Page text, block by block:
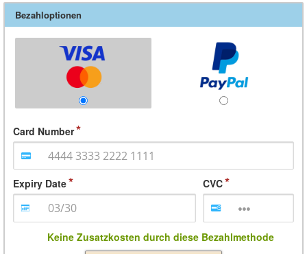
Bezahloptionen
Card Number
Expiry Date CVC
Keine Zusatzkosten durch diese Bezahlmethode